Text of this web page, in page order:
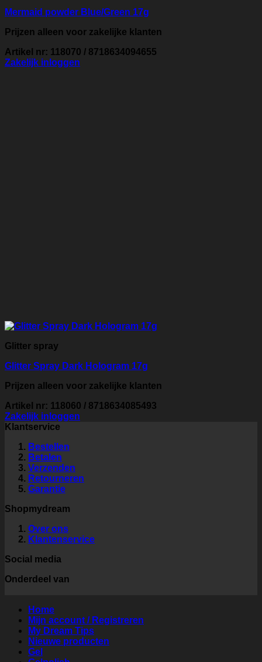
Mermaid powder Blue/Green 17g
Prijzen alleen voor zakelijke klanten
Artikel nr: 118070 / 8718634094655
Zakelijk inloggen
Glitter spray
Glitter Spray Dark Hologram 17g
Prijzen alleen voor zakelijke klanten
Artikel nr: 118060 / 8718634085493
Zakelijk inloggen
Klantservice
Bestellen
Betalen
Verzenden
Retourneren
Garantie
Shopmydream
Over ons
Klantenservice
Social media
Onderdeel van
Home
Mijn account / Registreren
My Dream Tips
Nieuwe producten
Gel